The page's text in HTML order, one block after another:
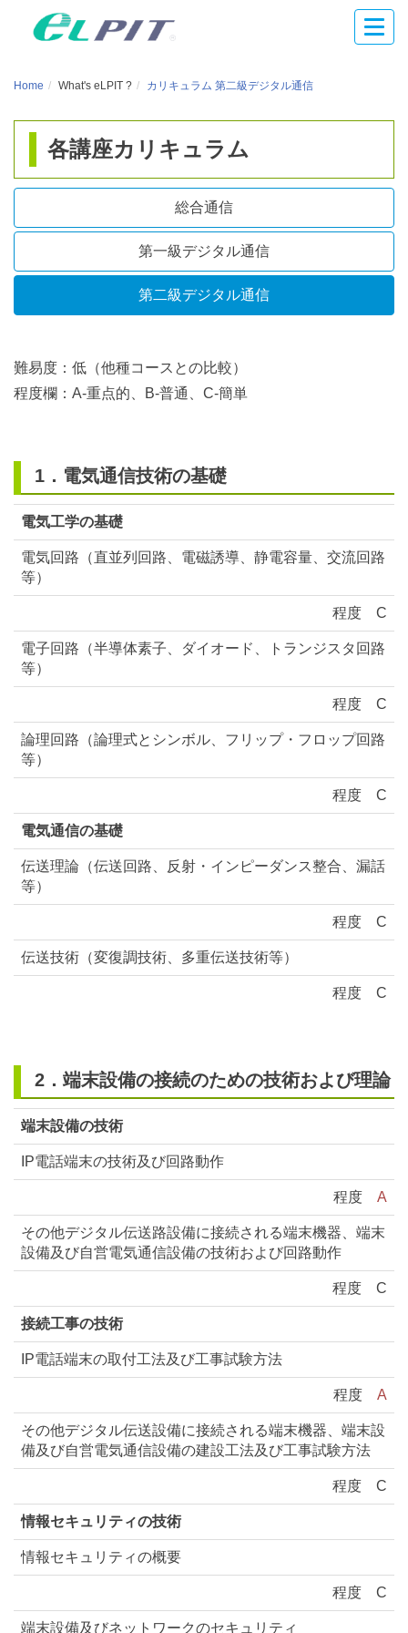
ー
を
こ
文
移
し
す。
ナ
ン
Home What's eLPIT ? カリキュラム 第二級デジタル通信
各講座カリキュラム
総合通信
第一級デジタル通信
第二級デジタル通信
難易度：低（他種コースとの比較）
程度欄：A-重点的、B-普通、C-簡単
1．電気通信技術の基礎
電気工学の基礎
電気回路（直並列回路、電磁誘導、静電容量、交流回路
等）
程度 C
電子回路（半導体素子、ダイオード、トランジスタ回路
等）
程度 C
論理回路（論理式とシンボル、フリップ・フロップ回路
等）
程度 C
電気通信の基礎
伝送理論（伝送回路、反射・インピーダンス整合、漏話
等）
程度 C
伝送技術（変復調技術、多重伝送技術等）
程度 C
2．端末設備の接続のための技術および理論
端末設備の技術
IP電話端末の技術及び回路動作
程度 A
その他デジタル伝送路設備に接続される端末機器、端末
設備及び自営電気通信設備の技術および回路動作
程度 C
接続工事の技術
IP電話端末の取付工法及び工事試験方法
程度 A
その他デジタル伝送設備に接続される端末機器、端末設
備及び自営電気通信設備の建設工法及び工事試験方法
程度 C
情報セキュリティの技術
情報セキュリティの概要
程度 C
端末設備及びネットワークのセキュリティ